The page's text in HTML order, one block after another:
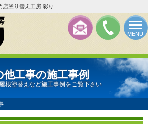
MENU
塗り替え工房 彩り
他工事の施工事例
根塗替えなど施工事例をご覧下さい